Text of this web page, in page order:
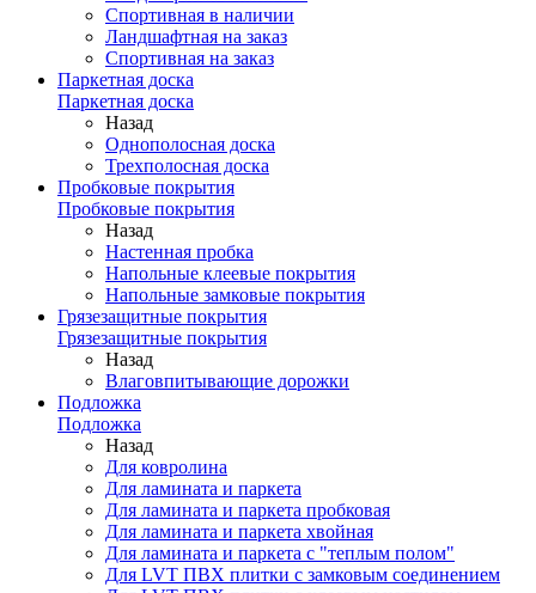
Спортивная в наличии
Ландшафтная на заказ
Спортивная на заказ
Паркетная доска
Паркетная доска
Назад
Однополосная доска
Трехполосная доска
Пробковые покрытия
Пробковые покрытия
Назад
Настенная пробка
Напольные клеевые покрытия
Напольные замковые покрытия
Грязезащитные покрытия
Грязезащитные покрытия
Назад
Влаговпитывающие дорожки
Подложка
Подложка
Назад
Для ковролина
Для ламината и паркета
Для ламината и паркета пробковая
Для ламината и паркета хвойная
Для ламината и паркета с "теплым полом"
Для LVT ПВХ плитки с замковым соединением